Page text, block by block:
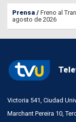
Prensa
Freno al
agosto de 2026
Victoria 541, Ciudad
Marchant Pereira 10,